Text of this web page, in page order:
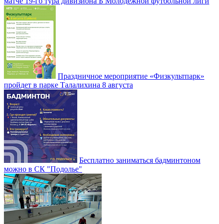
Праздничное мероприятие «Физкультпарк»
пройдет в парке Талалихина 8 августа
Бесплатно заниматься бадминтоном
можно в СК "Подолье"